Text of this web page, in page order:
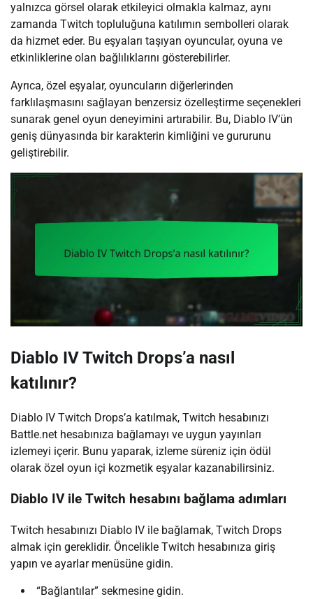
yalnızca görsel olarak etkileyici olmakla kalmaz, aynı
zamanda Twitch topluluğuna katılımın sembolleri olarak
da hizmet eder. Bu eşyaları taşıyan oyuncular, oyuna ve
etkinliklerine olan bağlılıklarını gösterebilirler.
Ayrıca, özel eşyalar, oyuncuların diğerlerinden
farklılaşmasını sağlayan benzersiz özelleştirme seçenekleri
sunarak genel oyun deneyimini artırabilir. Bu, Diablo IV’ün
geniş dünyasında bir karakterin kimliğini ve gururunu
geliştirebilir.
Diablo IV Twitch Drops’a nasıl
katılınır?
Diablo IV Twitch Drops’a katılmak, Twitch hesabınızı
Battle.net hesabınıza bağlamayı ve uygun yayınları
izlemeyi içerir. Bunu yaparak, izleme süreniz için ödül
olarak özel oyun içi kozmetik eşyalar kazanabilirsiniz.
Diablo IV ile Twitch hesabını bağlama adımları
Twitch hesabınızı Diablo IV ile bağlamak, Twitch Drops
almak için gereklidir. Öncelikle Twitch hesabınıza giriş
yapın ve ayarlar menüsüne gidin.
“Bağlantılar” sekmesine gidin.